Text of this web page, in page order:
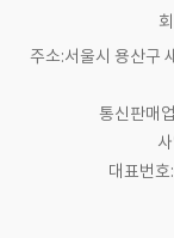
주소:서울시 용산구
통신판매
대표번